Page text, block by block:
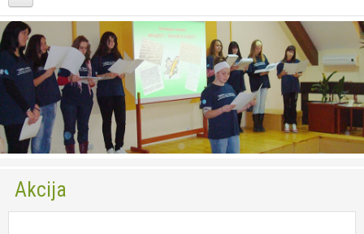
Naslovna
O nama
Projekti
Donatori, partneri
Usluga Pomoć u kući za stare
Akcija